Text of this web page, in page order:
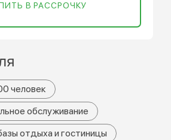
В РАССРОЧКУ
человек
обслуживание
отдыха и гостиницы